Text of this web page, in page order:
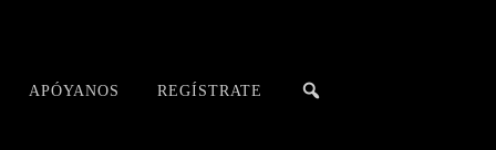
APÓYANOS REGÍSTRATE